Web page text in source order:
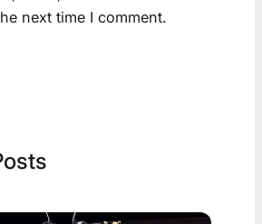
next time I comment.